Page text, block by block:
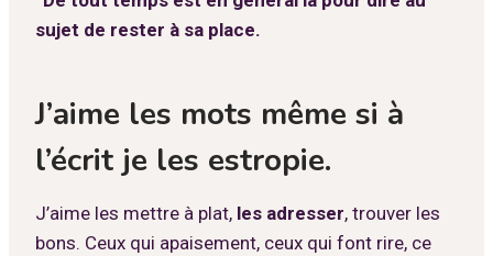
sujet de rester à sa place.
J’aime les mots même si à
l’écrit je les estropie.
J’aime les mettre à plat, les adresser, trouver les
bons. Ceux qui apaisement, ceux qui font rire, ce